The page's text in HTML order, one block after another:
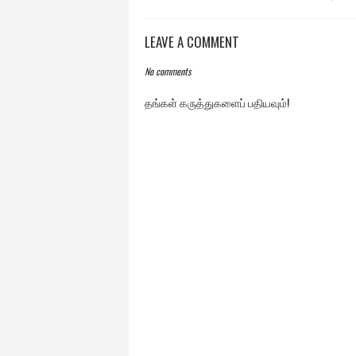
LEAVE A COMMENT
No comments
தங்கள் கருத்துகளைப் பதியவும்!